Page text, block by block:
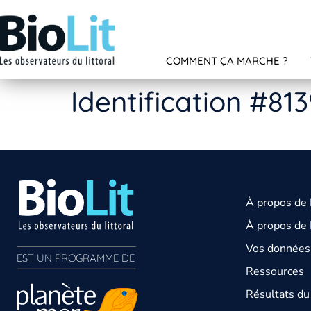
COMMENT ÇA MARCHE ?
Identification
EST UN PROGRAMME DE
À propos de
À propos de
Vos
Ressources
Résultats